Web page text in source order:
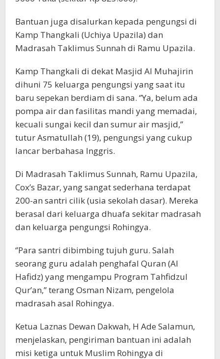
Bantuan juga disalurkan kepada pengungsi di
Kamp Thangkali (Uchiya Upazila) dan
Madrasah Taklimus Sunnah di Ramu Upazila.
Kamp Thangkali di dekat Masjid Al Muhajirin
dihuni 75 keluarga pengungsi yang saat itu
baru sepekan berdiam di sana. ‘’Ya, belum ada
pompa air dan fasilitas mandi yang memadai,
kecuali sungai kecil dan sumur air masjid,’’
tutur Asmatullah (19), pengungsi yang cukup
lancar berbahasa Inggris.
Di Madrasah Taklimus Sunnah, Ramu Upazila,
Cox’s Bazar, yang sangat sederhana terdapat
200-an santri cilik (usia sekolah dasar). Mereka
berasal dari keluarga dhuafa sekitar madrasah
dan keluarga pengungsi Rohingya.
‘’Para santri dibimbing tujuh guru. Salah
seorang guru adalah penghafal Quran (Al
Hafidz) yang mengampu Program Tahfidzul
Qur’an,’’ terang Osman Nizam, pengelola
madrasah asal Rohingya.
Ketua Laznas Dewan Dakwah, H Ade Salamun,
menjelaskan, pengiriman bantuan ini adalah
misi ketiga untuk Muslim Rohingya di